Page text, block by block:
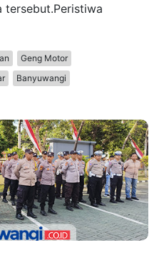
Geng Motor
Banyuwangi